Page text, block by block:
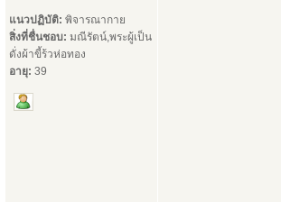
แนวปฏิบัติ: พิจารณากาย
สิ่งที่ชื่นชอบ: มณีรัตน์,พระผู้เป็น
ดั่งผ้าขี้ร้วห่อทอง
อายุ: 39